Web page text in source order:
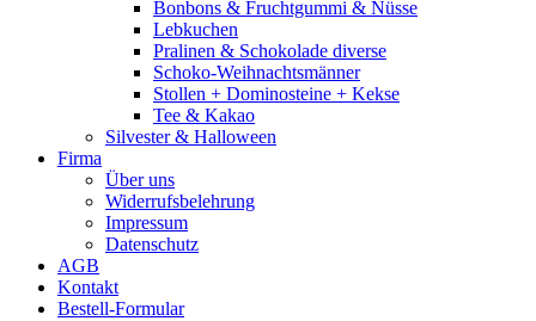
Bonbons & Fruchtgummi & Nüsse
Lebkuchen
Pralinen & Schokolade diverse
Schoko-Weihnachtsmänner
Stollen + Dominosteine + Kekse
Tee & Kakao
Silvester & Halloween
Firma
Über uns
Widerrufsbelehrung
Impressum
Datenschutz
AGB
Kontakt
Bestell-Formular